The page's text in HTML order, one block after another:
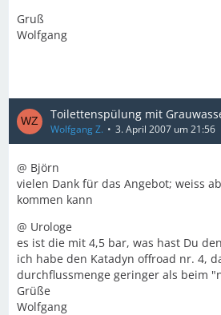
Gruß
Wolfgang
Toilettenspülung mit
Wolfgang Z. 3. April 2007 um 21:56
@ Björn
vielen Dank für das Angebot; weiss
kommen kann
@ Urologe
es ist die mit 4,5 bar, was hast Du
ich habe den Katadyn offroad nr. 4,
durchflussmenge geringer als beim
Grüße
Wolfgang